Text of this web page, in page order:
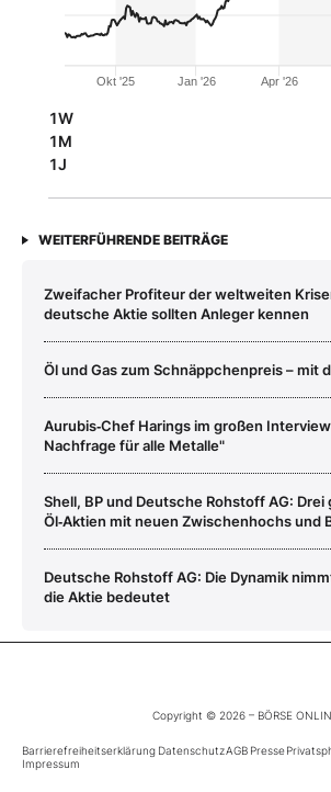
Okt '25 Jan '26 Apr '26
1W
1M
1J
WEITERFÜHRENDE BEITRÄGE
Zweifacher Profiteur der weltweiten
deutsche Aktie sollten Anleger kennen
Öl und Gas zum Schnäppchenpreis – mit
Aurubis‑Chef Harings im großen
Nachfrage für alle Metalle"
Shell, BP und Deutsche Rohstoff AG: Drei
Öl‑Aktien mit neuen Zwischenhochs und
Deutsche Rohstoff AG: Die Dynamik
die Aktie bedeutet
Copyright © 2026 – BÖRSE
Barrierefreiheitserklärung DatenschutzAGB Presse
Impressum